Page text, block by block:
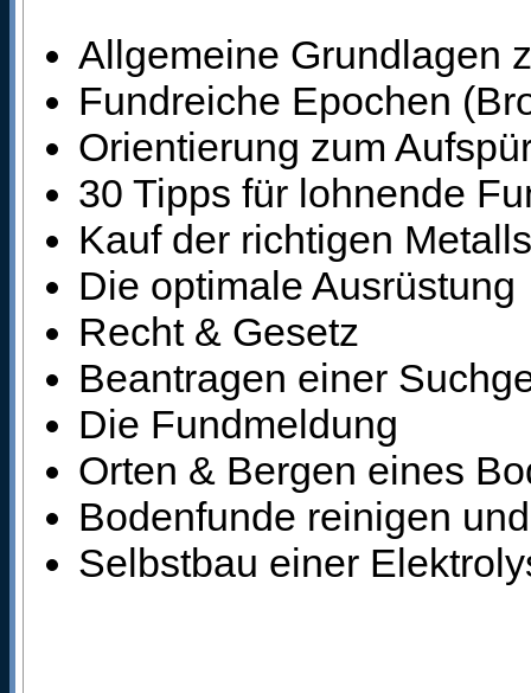
Allgemeine Grundlagen
Fundreiche Epochen
Orientierung zum
30 Tipps für lohnende
Kauf der richtigen
Die optimale Ausrüstung
Recht & Gesetz
Beantragen einer
Die Fundmeldung
Orten & Bergen eines
Bodenfunde reinigen
Selbstbau einer